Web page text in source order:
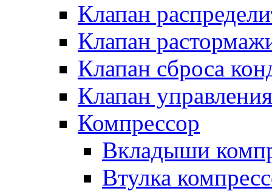
Клапан
Клапан
Клапан сброса
Клапан управления
Компрессор
Вкладыши
Втулка